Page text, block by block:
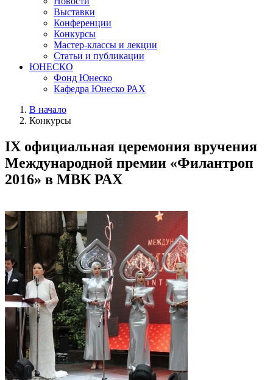
Выставки
Конференции
Конкурсы
Мастер-классы и лекции
Статьи и публикации
ЮНЕСКО
Фонд Юнеско
Кафедра Юнеско РАХ
В начало
Конкурсы
IХ официальная церемония вручения
Международной премии «Филантроп
2016» в МВК РАХ